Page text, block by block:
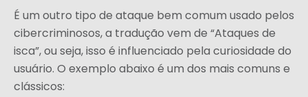
É um outro tipo de ataque bem comum usado pelos
cibercriminosos, a tradução vem de “Ataques de
isca”, ou seja, isso é influenciado pela curiosidade do
usuário. O exemplo abaixo é um dos mais comuns e
clássicos: